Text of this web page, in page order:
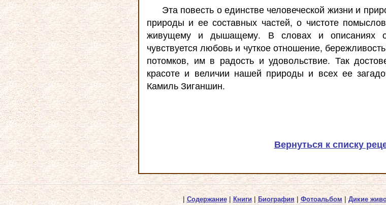
Эта повесть о единстве человеческой жизни и
природы и ее составных частей, о чистоте
живущему и дышащему. В словах и описаниях
чувствуется любовь и чуткое отношение,
потомков, им в радость и удовольствие. Так
красоте и величии нашей природы и всех ее
Камиль Зиганшин.
Вернуться к списку
|Содержание|Книги| Биография| Фотоальбом |Дикие